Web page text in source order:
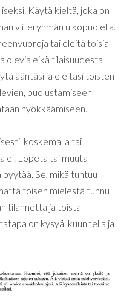
Käytä kieltä, joka on
viiteryhmän ulkopuolella.
tai eleitä toisia
olevia eikä tilaisuudesta
ääntäsi ja eleitäsi toisten
puolustamiseen
hyökkäämiseen.
koskemalla tai
ei. Lopeta tai muuta
Se, mikä tuntuu
toisen mielestä tunnu
tilannetta ja toista
on kysyä, kuunnella ja